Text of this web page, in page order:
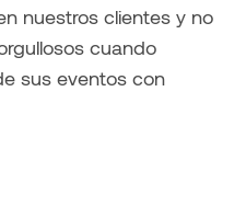
nuestros clientes y no
cuando
sus eventos con